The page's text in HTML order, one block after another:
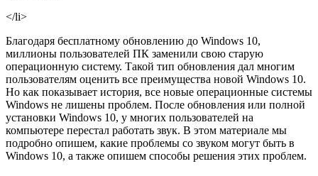
</li>
Благодаря бесплатному обновлению до Windows 10,
миллионы пользователей ПК заменили свою старую
операционную систему. Такой тип обновления дал многим
пользователям оценить все преимущества новой Windows 10.
Но как показывает история, все новые операционные системы
Windows не лишены проблем. После обновления или полной
установки Windows 10, у многих пользователей на
компьютере перестал работать звук. В этом материале мы
подробно опишем, какие проблемы со звуком могут быть в
Windows 10, а также опишем способы решения этих проблем.